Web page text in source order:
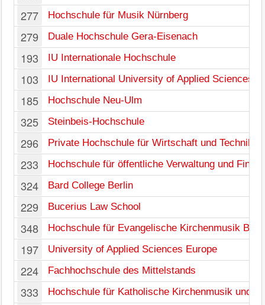
277 Hochschule für Musik Nürnberg
279 Duale Hochschule Gera-Eisenach
193 IU Internationale Hochschule
103 IU International University of Applied Sciences
185 Hochschule Neu-Ulm
325 Steinbeis-Hochschule
296 Private Hochschule für Wirtschaft und Technik
233 Hochschule für öffentliche Verwaltung und
324 Bard College Berlin
229 Bucerius Law School
348 Hochschule für Evangelische Kirchenmusik
197 University of Applied Sciences Europe
224 Fachhochschule des Mittelstands
333 Hochschule für Katholische Kirchenmusik und